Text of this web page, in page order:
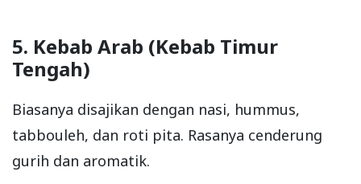
5. Kebab Arab (Kebab Timur
Tengah)
Biasanya disajikan dengan nasi, hummus,
tabbouleh, dan roti pita. Rasanya cenderung
gurih dan aromatik.